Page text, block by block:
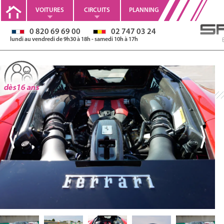
VOITURES CIRCUITS PLANNING
0 820 69 69 00 02 747 03 24
lundi au vendredi de 9h30 à 18h - samedi 10h à 17h